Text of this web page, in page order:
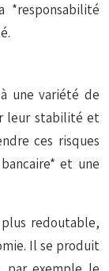
*responsabilité
une variété de
leur stabilité et
ces risques
et une
redoutable,
Il se produit